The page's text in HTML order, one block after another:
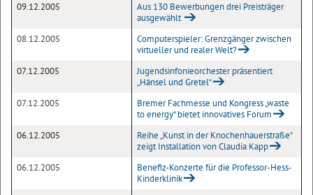
09.12.2005
Aus 130 Bewerbungen drei Preisträger
ausgewählt
08.12.2005
Computerspieler: Grenzgänger zwischen
virtueller und realer Welt?
07.12.2005
Jugendsinfonieorchester präsentiert
„Hänsel und Gretel“
07.12.2005
Bremer Fachmesse und Kongress „waste
to energy“ bietet innovatives Forum
06.12.2005
Reihe „Kunst in der Knochenhauerstraße“
zeigt Installation von Claudia Kapp
06.12.2005
Benefiz-Konzerte für die Professor-Hess-
Kinderklinik